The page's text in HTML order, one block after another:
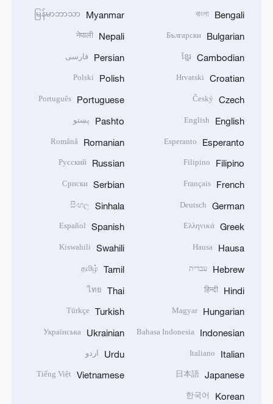
Bengali
বাংলা
Bulgarian
Български
Cambodian
ខ្មែរ
Croatian
Hrvatski
Czech
Český
English
English
Esperanto
Esperanto
Filipino
Filipino
French
Français
German
Deutsch
Greek
Ελληνικά
Hausa
Hausa
Hebrew עברית
Hindi
हिन्दी
Hungarian
Magyar
Indonesian
Bahasa Indonesia
Italian
Italiano
Japanese
日本語
Korean
한국어
Myanmar
မြန်မာဘာသာ
Nepali
नेपाली
Persian فارسی
Polish
Polski
Portuguese
Português
Pashto پښتو
Romanian
Română
Russian
Русский
Serbian
Српски
Sinhala
සිංහල
Spanish
Español
Swahili
Kiswahili
Tamil
தமிழ்
Thai
ไทย
Turkish
Türkçe
Ukrainian
Українська
Urdu اردو
Vietnamese
Tiếng Việt